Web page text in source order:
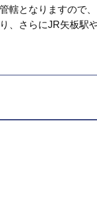
となりますので、
、さらにJR矢板駅